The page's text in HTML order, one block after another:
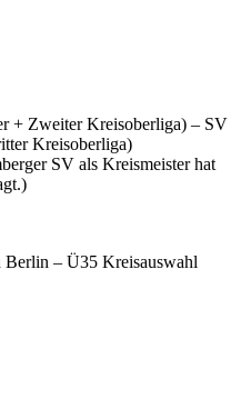
+ Zweiter Kreisoberliga) – SV
Kreisoberliga)
SV als Kreismeister hat
– Ü35 Kreisauswahl